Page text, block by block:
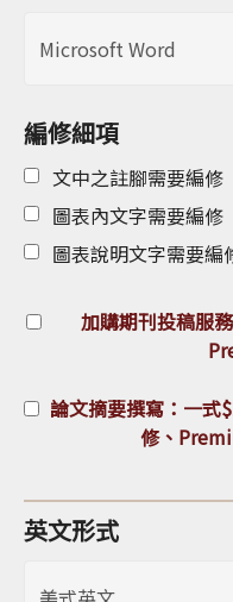
編修細項
文中之註腳需要編修
圖表內文字需要編修
圖表說明文字需要編
加購期刊投稿服
論文摘要撰寫：一式
修、
英文形式